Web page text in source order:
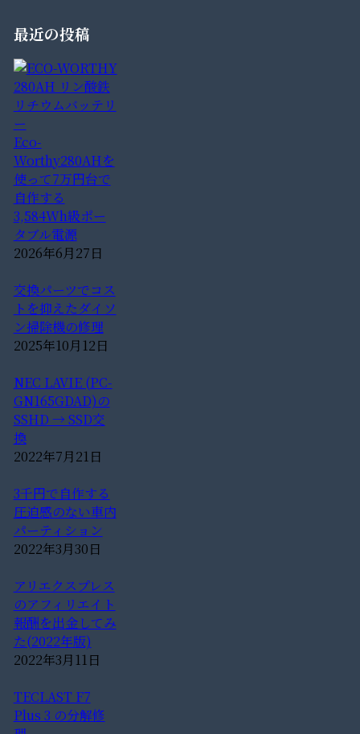
最近の投稿
Eco-
Worthy280AHを
使って7万円台で
自作する
3,584Wh級ポー
タブル電源
2026年6月27日
交換パーツでコス
トを抑えたダイソ
ン掃除機の修理
2025年10月12日
NEC LAVIE (PC-
GN165GDAD)の
SSHD → SSD交
換
2022年7月21日
3千円で自作する
圧迫感のない車内
パーティション
2022年3月30日
アリエクスプレス
のアフィリエイト
報酬を出金してみ
た(2022年版)
2022年3月11日
TECLAST F7
Plus 3 の分解修